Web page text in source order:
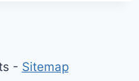
- Sitemap